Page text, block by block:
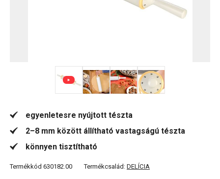
egyenletesre nyújtott tészta
2–8 mm között állítható vastagságú tészta
könnyen tisztítható
Termékkód 630182.00 Termékcsalád: DELÍCIA